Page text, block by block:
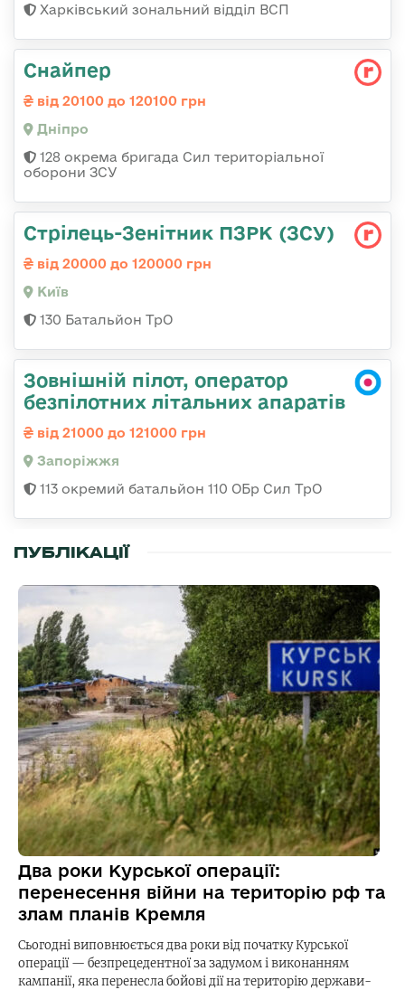
Харківський зональний відділ ВСП
Снайпер
від 20100 до 120100 грн
Дніпро
128 окрема бригада Сил територіальної
оборони ЗСУ
Стрілець-Зенітник ПЗРК (ЗСУ)
від 20000 до 120000 грн
Київ
130 Батальйон ТрО
Зовнішній пілот, оператор
безпілотних літальних апаратів
від 21000 до 121000 грн
Запоріжжя
113 окремий батальйон 110 ОБр Сил ТрО
ПУБЛІКАЦІЇ
Два роки Курської операції:
перенесення війни на територію рф та
злам планів Кремля
Сьогодні виповнюється два роки від початку Курської
операції — безпрецедентної за задумом і виконанням
кампанії, яка перенесла бойові дії на територію держави-